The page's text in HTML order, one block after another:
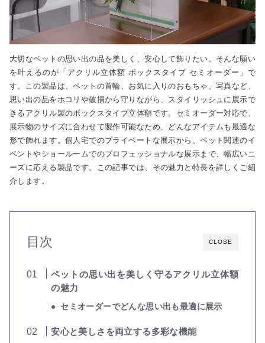
大切なペットの思い出の品を美しく、安心して飾りたい。そんな願い
を叶えるのが「アクリル立体額 ボックスタイプ セミオーダー」で
す。この製品は、ペットの首輪、お気に入りのおもちゃ、写真など、
思い出の品をホコリや破損から守りながら、スタイリッシュに展示で
きるアクリル製のボックスタイプ立体額です。セミオーダー対応で、
展示物のサイズに合わせて製作可能なため、どんなアイテムも最適な
形で飾れます。個人宅でのプライベートな展示から、ペット関連のイ
ベントやショールームでのプロフェッショナルな展示まで、幅広いニ
ーズに応える製品です。この記事では、その魅力と特長を詳しくご紹
介します。
CLOSE
目次
ペットの思い出を美しく守るアクリル立体額
の魅力
セミオーダーでどんな思い出も最適に展示
安心と美しさを両立する多彩な機能